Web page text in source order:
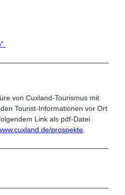
von Cuxland-Tourismus mit
Tourist-Informationen vor Ort
Link als pdf-Datei
prospekte.